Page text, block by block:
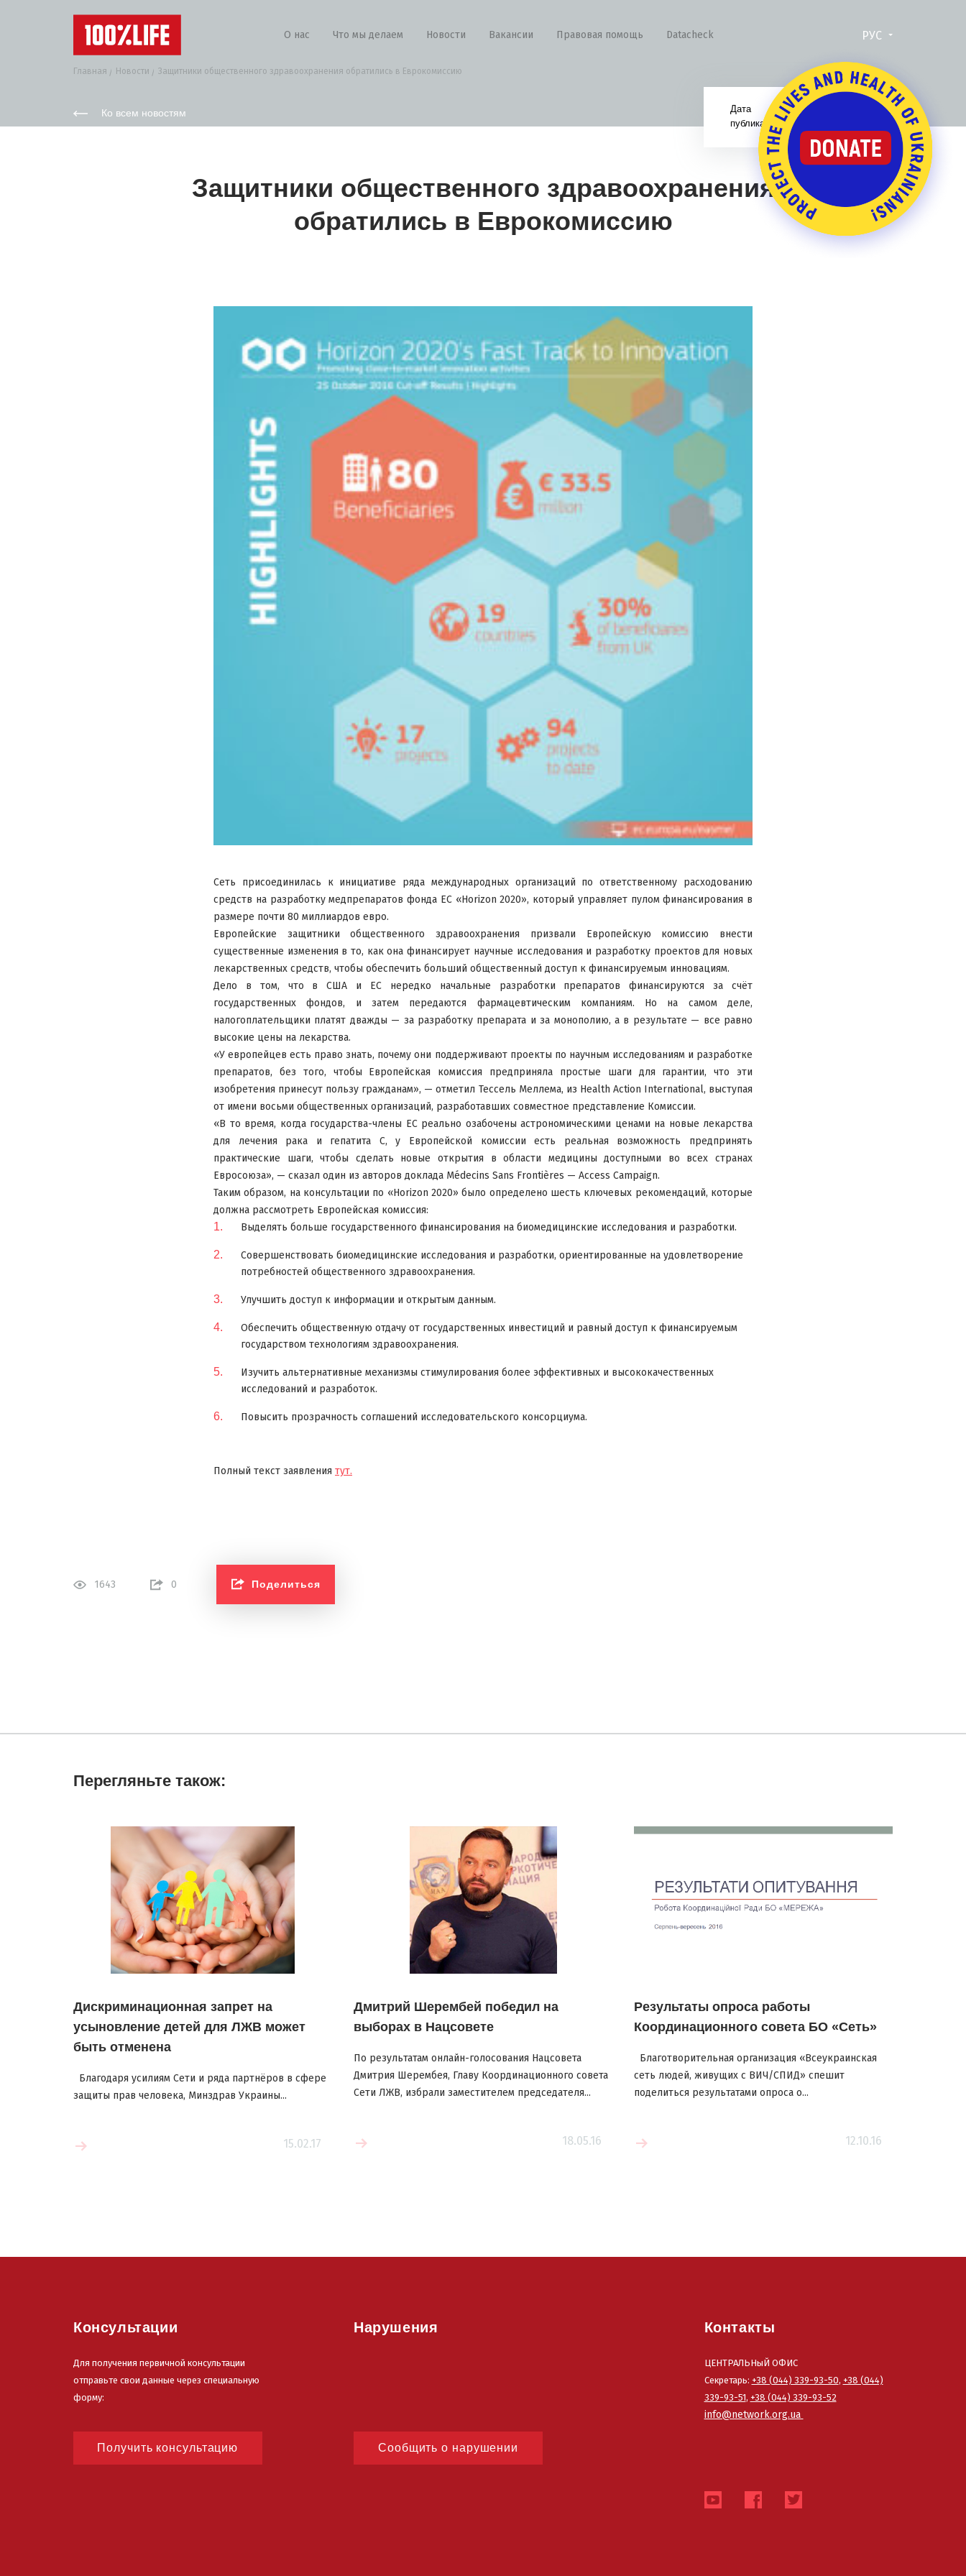
О нас Что мы делаем Новости Вакансии Правовая помощь Datacheck РУС
Главная Новости Защитники общественного здравоохранения обратились в Еврокомиссию
Ко всем новостям
Дата
публикации:
Защитники общественного здравоохранения
обратились в Еврокомиссию
Сеть присоединилась к инициативе ряда международных организаций по ответственному расходованию
средств на разработку медпрепаратов фонда ЕС «Horizon 2020», который управляет пулом финансирования в
размере почти 80 миллиардов евро.
Европейские защитники общественного здравоохранения призвали Европейскую комиссию внести
существенные изменения в то, как она финансирует научные исследования и разработку проектов для новых
лекарственных средств, чтобы обеспечить больший общественный доступ к финансируемым инновациям.
Дело в том, что в США и ЕС нередко начальные разработки препаратов финансируются за счёт
государственных фондов, и затем передаются фармацевтическим компаниям. Но на самом деле,
налогоплательщики платят дважды — за разработку препарата и за монополию, а в результате — все равно
высокие цены на лекарства.
«У европейцев есть право знать, почему они поддерживают проекты по научным исследованиям и разработке
препаратов, без того, чтобы Европейская комиссия предприняла простые шаги для гарантии, что эти
изобретения принесут пользу гражданам», — отметил Тессель Меллема, из Health Action International, выступая
от имени восьми общественных организаций, разработавших совместное представление Комиссии.
«В то время, когда государства-члены ЕС реально озабочены астрономическими ценами на новые лекарства
для лечения рака и гепатита С, у Европейской комиссии есть реальная возможность предпринять
практические шаги, чтобы сделать новые открытия в области медицины доступными во всех странах
Евросоюза», — сказал один из авторов доклада Médecins Sans Frontières — Access Campaign.
Таким образом, на консультации по «Horizon 2020» было определено шесть ключевых рекомендаций, которые
должна рассмотреть Европейская комиссия:
Выделять больше государственного финансирования на биомедицинские исследования и разработки.
Совершенствовать биомедицинские исследования и разработки, ориентированные на удовлетворение
потребностей общественного здравоохранения.
Улучшить доступ к информации и открытым данным.
Обеспечить общественную отдачу от государственных инвестиций и равный доступ к финансируемым
государством технологиям здравоохранения.
Изучить альтернативные механизмы стимулирования более эффективных и высококачественных
исследований и разработок.
Повысить прозрачность соглашений исследовательского консорциума.
Полный текст заявления тут.
1643 0 Поделиться
Перегляньте також:
Дискриминационная запрет на
усыновление детей для ЛЖВ может
быть отменена
Благодаря усилиям Cети и ряда партнёров в сфере
защиты прав человека, Минздрав Украины...
15.02.17
Дмитрий Шерембей победил на
выборах в Нацсовете
По результатам онлайн-голосования Нацсовета
Дмитрия Шерембея, Главу Координационного совета
Сети ЛЖВ, избрали заместителем председателя...
18.05.16
Читать больше
Результаты опроса работы
Координационного совета БО «Сеть»
Благотворительная организация «Всеукраинская
сеть людей, живущих с ВИЧ/СПИД» спешит
поделиться результатами опроса о...
12.10.16
Читать больше
Консультации
Для получения первичной консультации
отправьте свои данные через специальную
форму:
Получить консультацию
Нарушения
Сообщить о нарушении
Контакты
ЦЕНТРАЛЬНыЙ ОФИС
Секретарь: +38 (044) 339-93-50, +38 (044)
339-93-51, +38 (044) 339-93-52
info@network.org.ua